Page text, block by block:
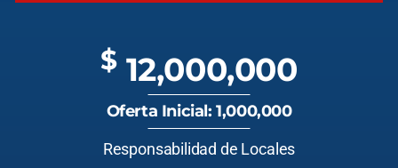
$ 12,000,000
Oferta Inicial: 1,000,000
Responsabilidad de Locales